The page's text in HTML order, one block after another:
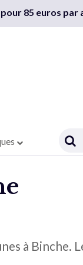
85 euros par
à Binche.